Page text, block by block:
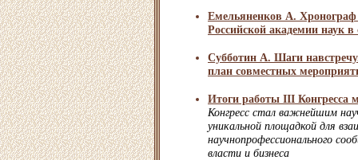
Емельяненков А. Хронограф
Российской академии наук
Субботин А. Шаги
план совместных
Итоги работы III Конгресса
Конгресс стал важнейшим
уникальной площадкой для
научнопрофессионального
власти и бизнеса